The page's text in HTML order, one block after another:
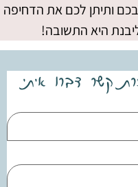
ותיתן לכם את הדחיפה
היא התשובה!
קשר דברו איתי